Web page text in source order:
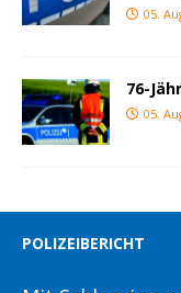
05.
76-
05.
POLIZEIBERICHT